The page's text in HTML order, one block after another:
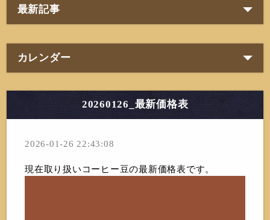
最新記事
カレンダー
20260126_最新価格表
2026-01-26 22:43:08
現在取り扱いコーヒー豆の最新価格表です。